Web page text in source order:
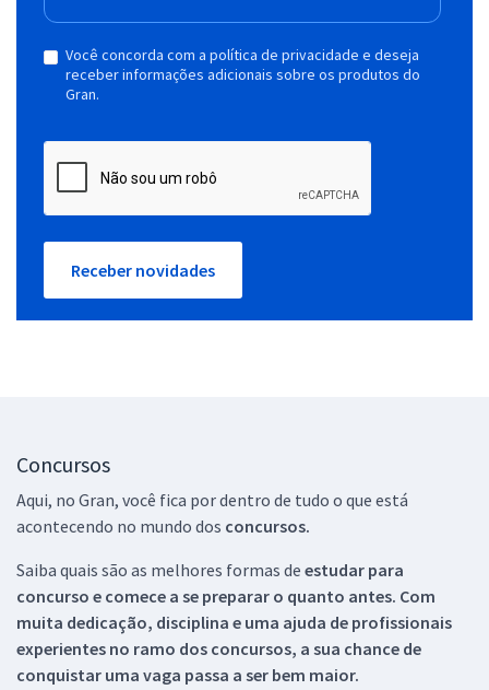
Você concorda com a política de privacidade e deseja
receber informações adicionais sobre os produtos do
Gran.
Receber novidades
Concursos
Aqui, no Gran, você fica por dentro de tudo o que está
acontecendo no mundo dos concursos.
Saiba quais são as melhores formas de estudar para
concurso e comece a se preparar o quanto antes. Com
muita dedicação, disciplina e uma ajuda de profissionais
experientes no ramo dos concursos, a sua chance de
conquistar uma vaga passa a ser bem maior.